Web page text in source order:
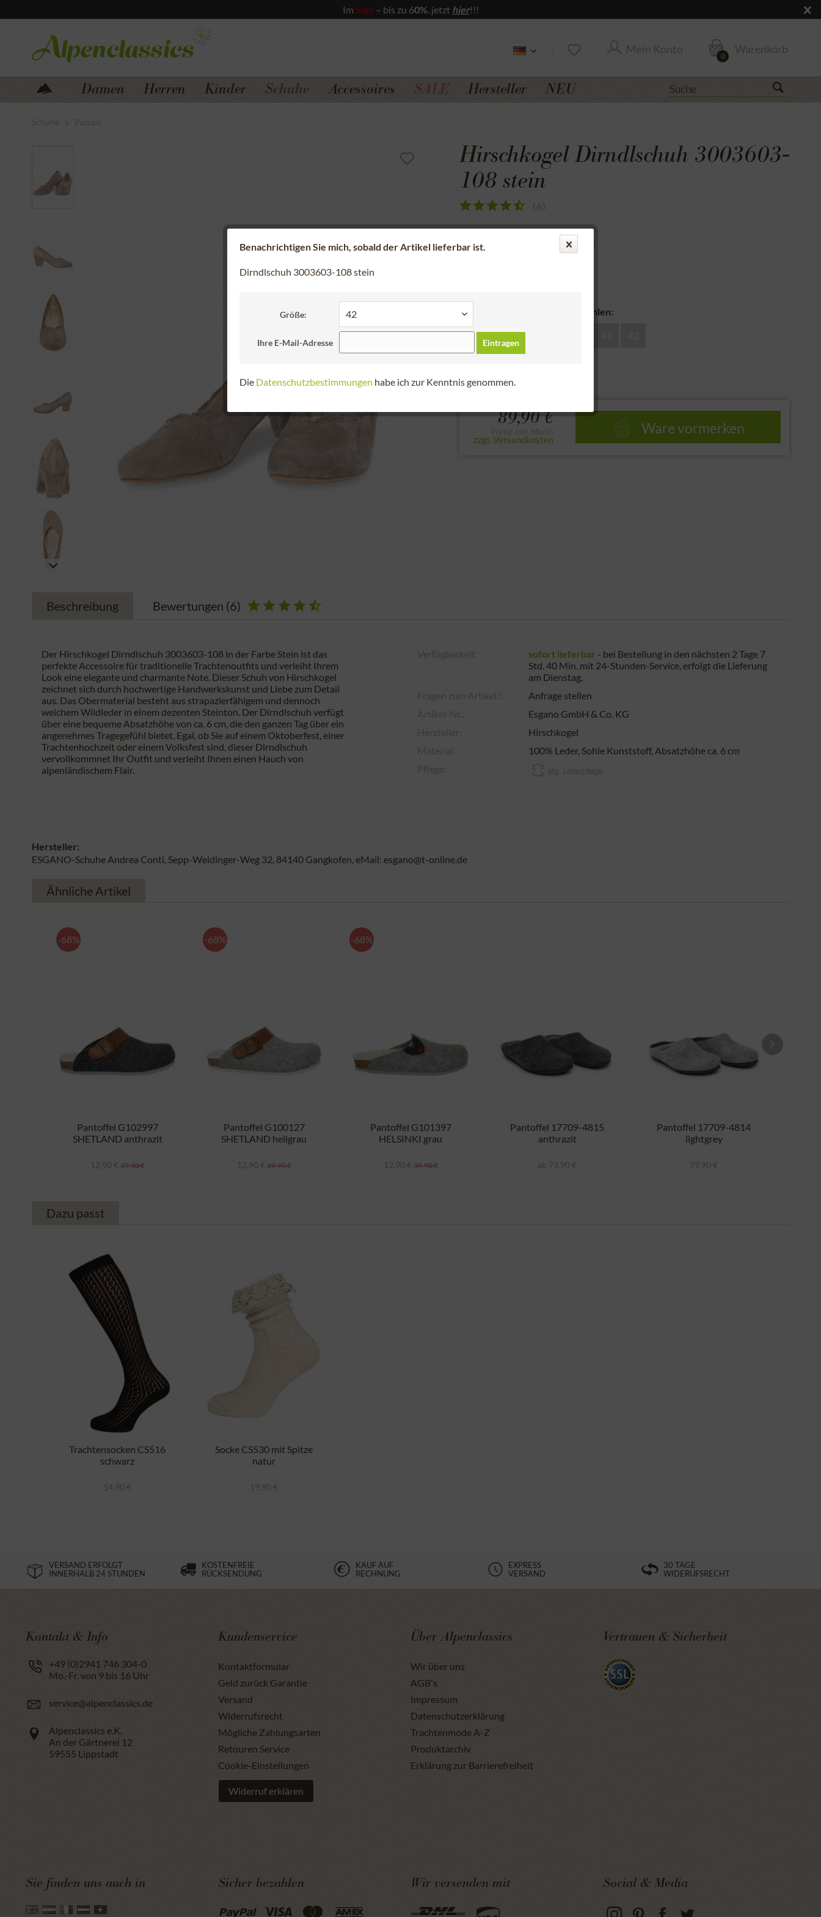
Im Sale – bis zu 60%. jetzt hier!!!
Mein Konto Warenkorb
0
Damen Herren Kinder Schuhe Accessoires SALE Hersteller NEU
Hirschkogel Dirndlschuh 3003603-
108 stein
(6)
Sicherer Kauf auf Rechnung
Bitte Größe der Schuhe auswählen:
36 37 38
89,90 €
zzgl. Versandkosten
Ware vormerken
Beschreibung Bewertungen (6)
Der Hirschkogel Dirndlschuh 3003603-108 in der Farbe Stein ist das
perfekte Accessoire für traditionelle Trachtenoutfits und verleiht Ihrem
Look eine elegante und charmante Note. Dieser Schuh von Hirschkogel
zeichnet sich durch hochwertige Handwerkskunst und Liebe zum Detail
aus. Das Obermaterial besteht aus strapazierfähigem und dennoch
weichem Wildleder in einem dezenten Steinton. Der Dirndlschuh verfügt
über eine bequeme Absatzhöhe von ca. 6 cm, die den ganzen Tag über ein
angenehmes Tragegefühl bietet. Egal, ob Sie auf einem Oktoberfest, einer
Trachtenhochzeit oder einem Volksfest sind, dieser Dirndlschuh
vervollkommnet Ihr Outfit und verleiht Ihnen einen Hauch von
alpenländischem Flair.
sofort lieferbar - bei Bestellung in den nächsten 2 Tage 7
Std. 40 Min. mit 24-Stunden-Service, erfolgt die Lieferung
am Dienstag.
Anfrage stellen
Esgano GmbH & Co. KG
Hirschkogel
100% Leder, Sohle Kunststoff, Absatzhöhe ca. 6 cm
Hersteller:
ESGANO-Schuhe Andrea Conti, Sepp-Weidinger-Weg 32, 84140 Gangkofen, eMail: esgano@t-online.de
Ähnliche Artikel
-68%
Pantoffel G102997
SHETLAND anthrazit
12,90 € 39,90 €
-68%
Pantoffel G100127
SHETLAND hellgrau
12,90 € 39,90 €
-68%
Pantoffel G101397
HELSINKI grau
12,90 € 39,90 €
Pantoffel 17709-4815
anthrazit
ab 79,90 €
Pantoffel 17709-4814
lightgrey
79,90 €
Dazu passt
Trachtensocken CS516
schwarz
14,90 €
Socke CS530 mit Spitze
natur
19,90 €
VERSAND ERFOLGT
INNERHALB 24 STUNDEN
KOSTENFREIE
RÜCKSENDUNG
KAUF AUF
RECHNUNG
EXPRESS
VERSAND
30 TAGE
WIDERUFSRECHT
Kontakt & Info
+49 (0)2941 746 304-0
Mo.-Fr. von 9 bis 16 Uhr
service@alpenclassics.de
Alpenclassics e.K.
An der Gärtnerei 12
59555 Lippstadt
Kundenservice
Kontaktformular
Geld zurück Garantie
Versand
Widerrufsrecht
Mögliche Zahlungsarten
Retouren Service
Cookie-Einstellungen
Widerruf erklären
Über Alpenclassics
Wir über uns
AGB's
Impressum
Datenschutzerklärung
Trachtenmode A-Z
Produktarchiv
Erklärung zur Barrierefreiheit
Vertrauen & Sicherheit
Sie finden uns auch in Sicher bezahlen Wir versenden mit Social & Media
Benachrichtigen Sie mich, sobald der Artikel lieferbar ist.
Dirndlschuh 3003603-108 stein
Größe:
Ihre E-Mail-Adresse Eintragen
Die Datenschutzbestimmungen habe ich zur Kenntnis genommen.